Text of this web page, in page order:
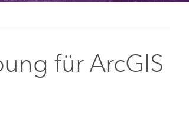
für ArcGIS